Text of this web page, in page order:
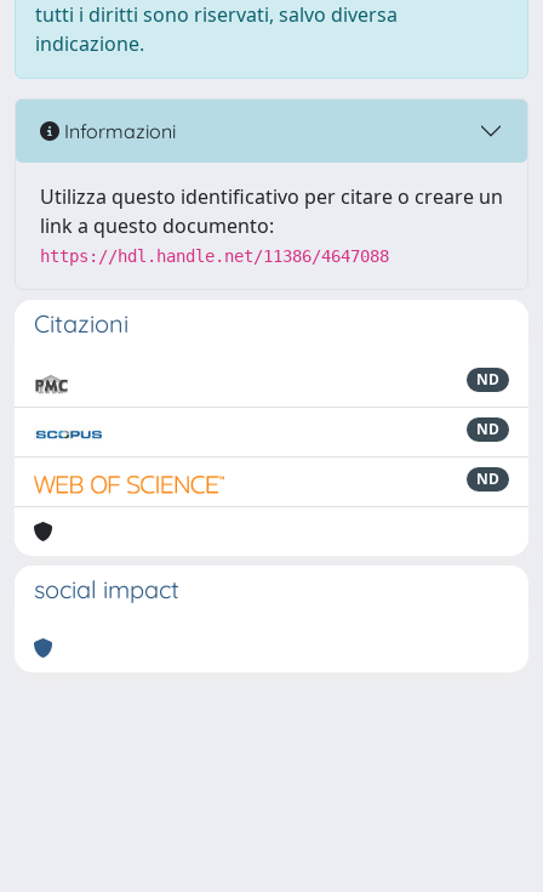
tutti i diritti sono riservati, salvo diversa
indicazione.
Informazioni
Utilizza questo identificativo per citare o creare un
link a questo documento:
https://hdl.handle.net/11386/4647088
Citazioni
ND
ND
ND
social impact